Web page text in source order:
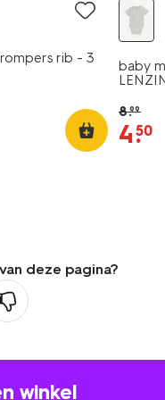
rib - 3
baby
8.99
4.
50
deze pagina?
winkel